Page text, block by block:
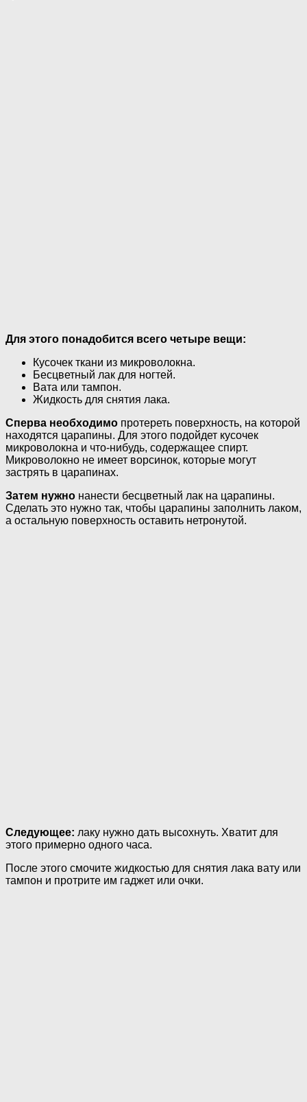
Для этого понадобится всего четыре вещи:
Кусочек ткани из микроволокна.
Бесцветный лак для ногтей.
Вата или тампон.
Жидкость для снятия лака.
Сперва необходимо протереть поверхность, на которой
находятся царапины. Для этого подойдет кусочек
микроволокна и что-нибудь, содержащее спирт.
Микроволокно не имеет ворсинок, которые могут
застрять в царапинах.
Затем нужно нанести бесцветный лак на царапины.
Сделать это нужно так, чтобы царапины заполнить лаком,
а остальную поверхность оставить нетронутой.
Следующее: лаку нужно дать высохнуть. Хватит для
этого примерно одного часа.
После этого смочите жидкостью для снятия лака вату или
тампон и протрите им гаджет или очки.